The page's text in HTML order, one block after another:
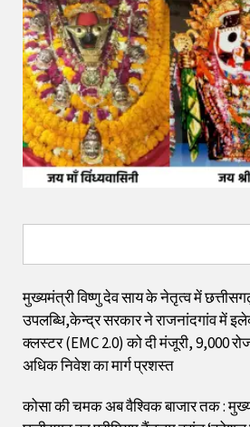
मुख्यमंत्री विष्णु देव साय के नेतृत्व में
उपलब्धि,केन्द्र सरकार ने राजनांदगांव में
क्लस्टर (EMC 2.0) को दी मंजूरी, 9,000
अधिक निवेश का मार्ग प्रशस्त
कोसा की चमक अब वैश्विक बाजार तक :